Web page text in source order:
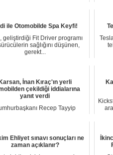
ile Otomobilde Spa Keyfi!
geliştirdiği Fit Driver programı
sağlığını düşünen,
gerekt...
Karsan, İnan Kıraç'ın yerli
çekildiği iddialarına
yanıt verdi
Recep Tayyip
Ehliyet sınavı sonuçları ne
zaman açıklanır?